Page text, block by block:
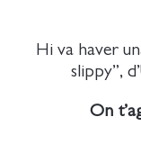
Hi va haver
slippy”,
On